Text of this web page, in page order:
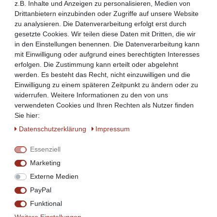
Neues Modell
z.B. Inhalte und Anzeigen zu personalisieren, Medien von
Drittanbietern einzubinden oder Zugriffe auf unsere Website
zu analysieren. Die Datenverarbeitung erfolgt erst durch
gesetzte Cookies. Wir teilen diese Daten mit Dritten, die wir
in den Einstellungen benennen. Die Datenverarbeitung kann
mit Einwilligung oder aufgrund eines berechtigten Interesses
erfolgen. Die Zustimmung kann erteilt oder abgelehnt
werden. Es besteht das Recht, nicht einzuwilligen und die
Einwilligung zu einem späteren Zeitpunkt zu ändern oder zu
widerrufen. Weitere Informationen zu den von uns
verwendeten Cookies und Ihren Rechten als Nutzer finden
Sie hier:
Daten­schutz­erklärung
Impressum
Essenziell
Marketing
Externe Medien
PayPal
Funktional